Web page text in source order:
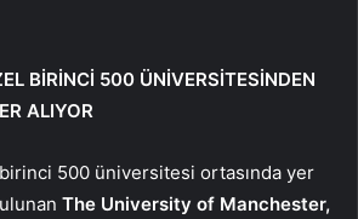
BİRİNCİ 500 ÜNİVERSİTESİNDEN
ALIYOR
500 üniversitesi ortasında yer
The University of Manchester,